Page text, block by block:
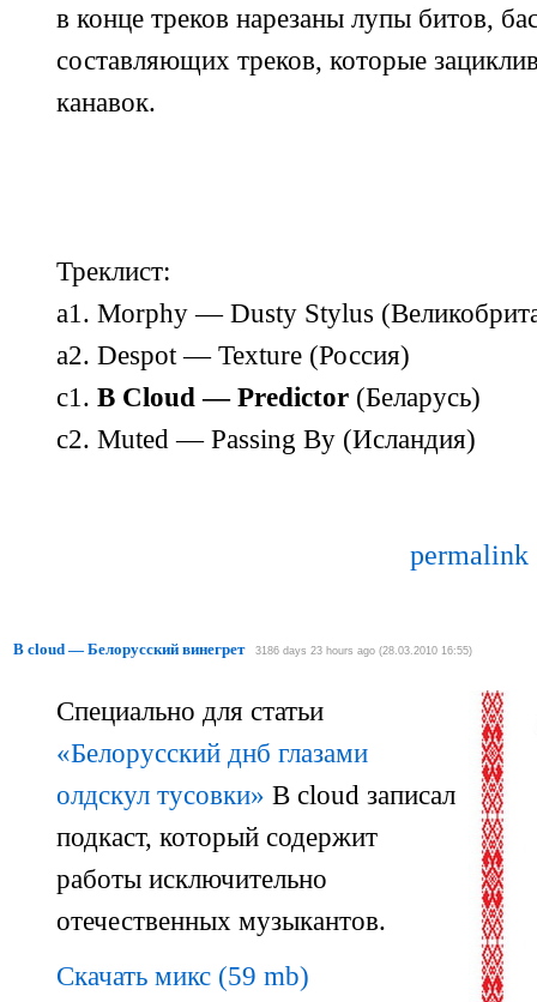
в конце треков нарезаны лупы битов,
составляющих треков, которые
канавок.
Треклист:
a1. Morphy — Dusty Stylus
a2. Despot — Texture (Россия)
c1. B Cloud — Predictor (Беларусь)
c2. Muted — Passing By (Исландия)
permalink
B cloud — Белорусский винегрет 3186 days 23 hours ago (28.03.2010 16:55)
Специально для статьи
«Белорусский днб глазами
олдскул тусовки» B cloud записал
подкаст, который содержит
работы исключительно
отечественных музыкантов.
Скачать микс (59 mb)